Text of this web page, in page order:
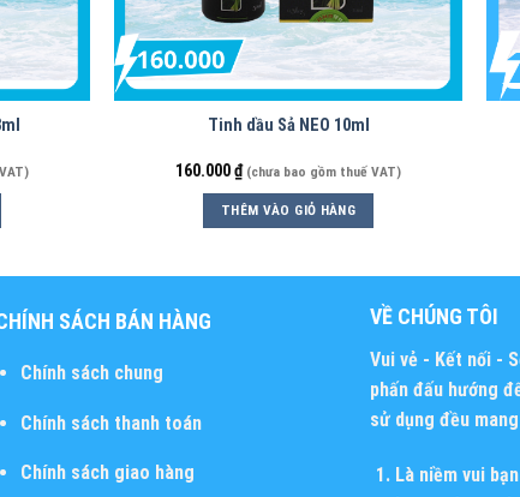
Tinh dầu Sả NEO 10ml
160.000₫ (chưa bao gồm thuế VAT)
THÊM VÀO GIỎ HÀNG
SÁCH BÁN HÀNG
Chính sách chung
Chính sách thanh toán
Chính sách giao hàng
VỀ CHÚNG TÔI
Vui vẻ - Kết nối -
phấn đấu hướng
sử dụng đều
Là niềm vui